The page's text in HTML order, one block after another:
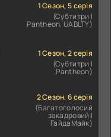
1 Сезон, 5 серія
(Субтитри |
Pantheon, UABLTY)
1 Сезон, 2 серія
(Субтитри |
Pantheon)
2 Сезон, 6 серія
(Багатоголосий
закадровий |
ГайдаМайк)